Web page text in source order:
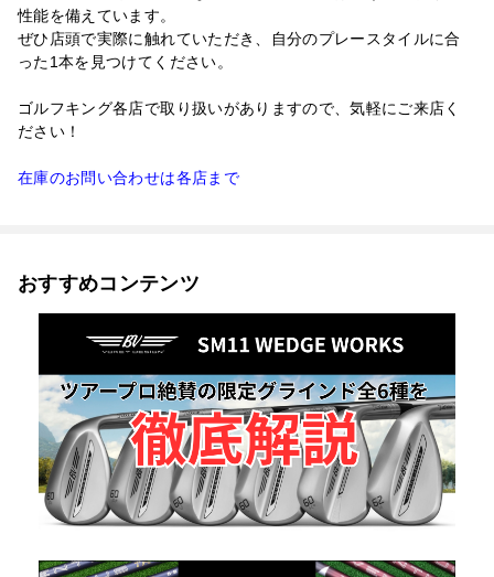
性能を備えています。
ぜひ店頭で実際に触れていただき、自分のプレースタイルに合
った1本を見つけてください。
ゴルフキング各店で取り扱いがありますので、気軽にご来店く
ださい！
在庫のお問い合わせは各店まで
おすすめコンテンツ